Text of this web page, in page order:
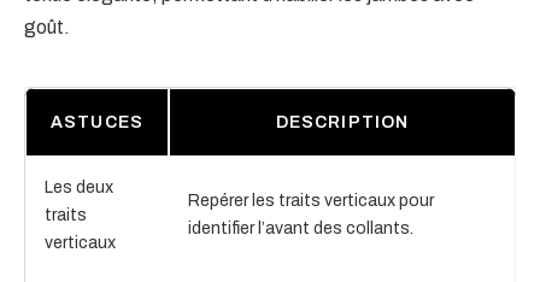
goût.
ASTUCES DESCRIPTION
Les deux
traits
verticaux
Repérer les traits verticaux pour
identifier l’avant des collants.